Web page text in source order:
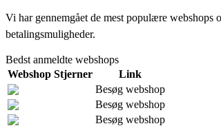
Vi har gennemgået de mest populære webshops
betalingsmuligheder.
Bedst anmeldte webshops
Webshop Stjerner
Link
Besøg webshop
Besøg webshop
Besøg webshop